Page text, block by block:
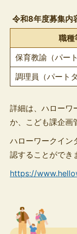
み
の
令和8年度募集内
職種
保育教諭（パー
調理員（パート
詳細は、ハローワ
か、こども課企画
ハローワークイン
認することができ
https://